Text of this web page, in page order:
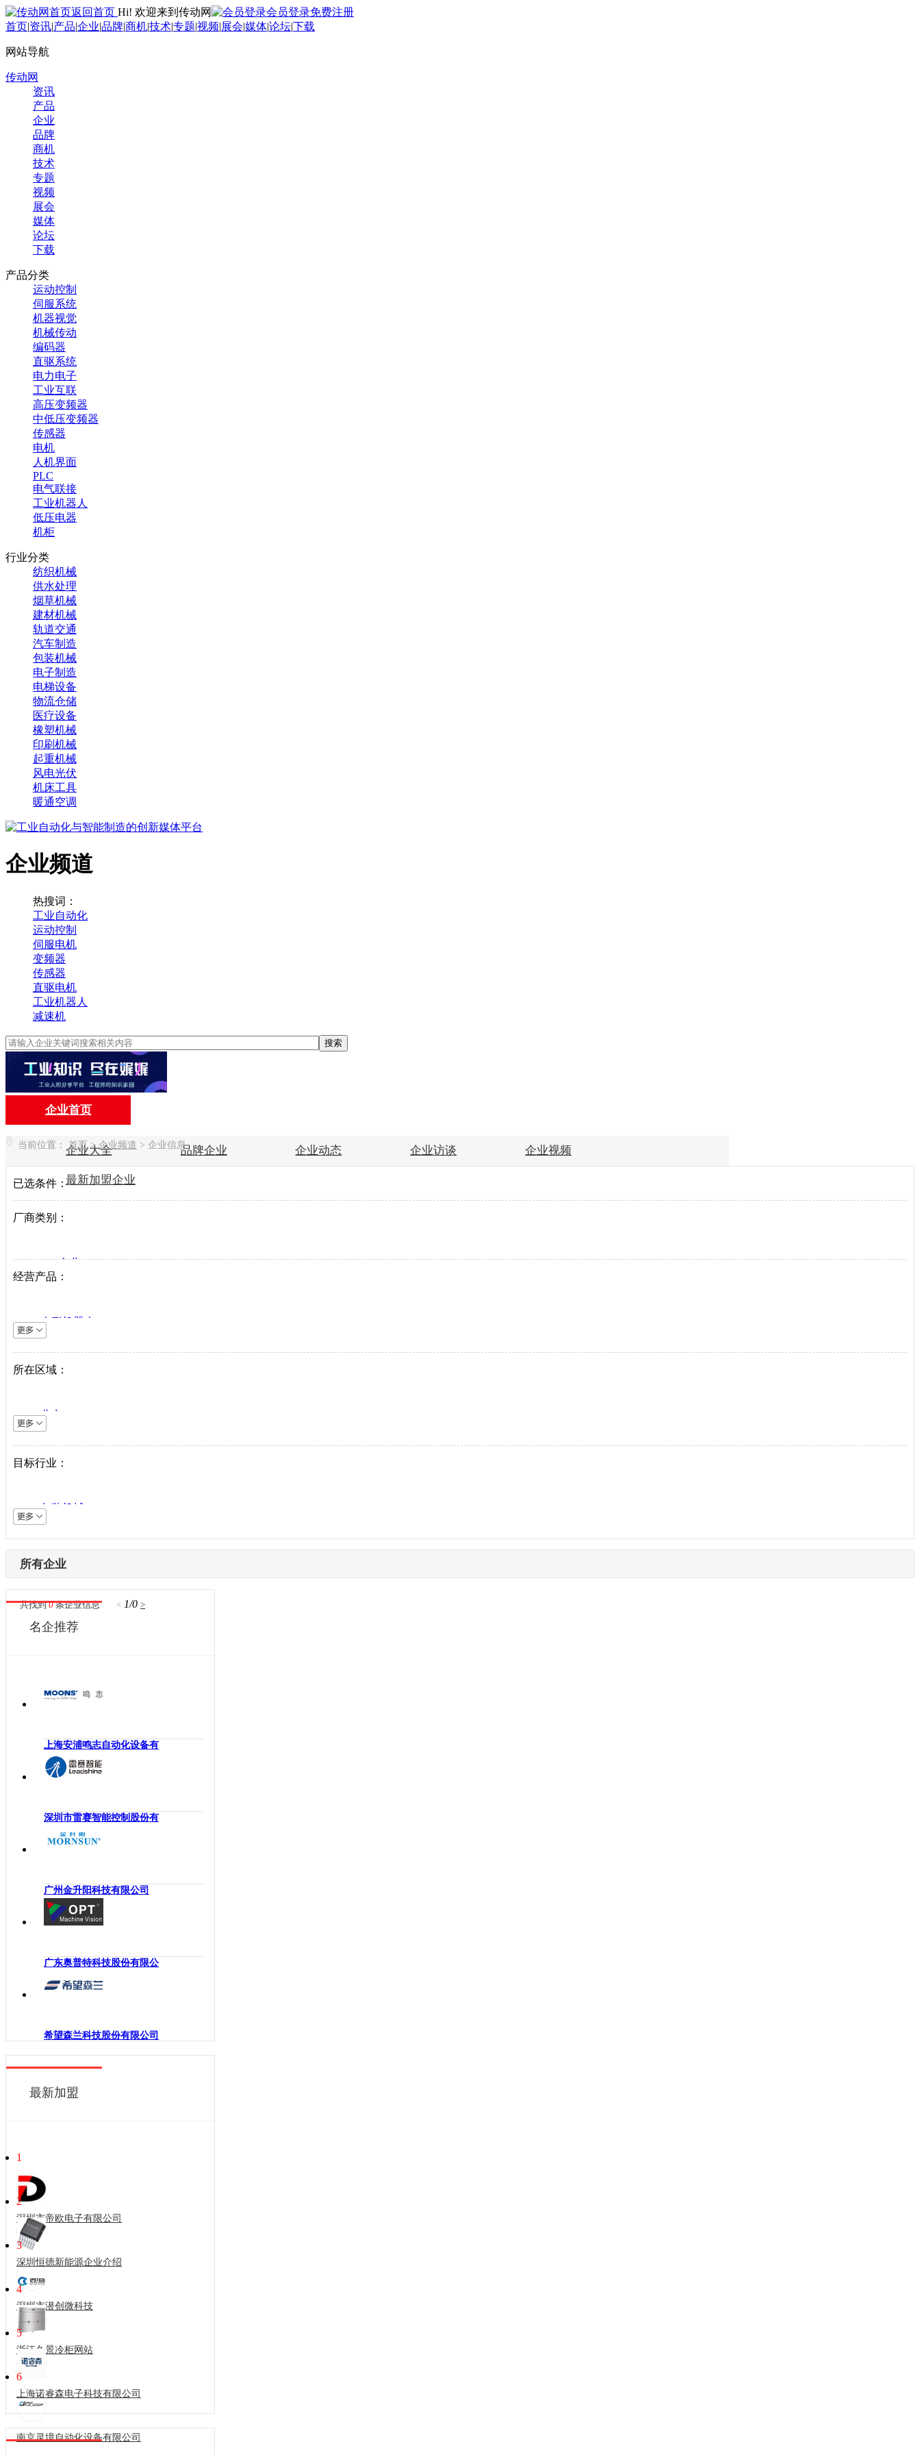
返回首页 Hi! 欢迎来到传动网 会员登录免费注册
首页|资讯|产品|企业|品牌|商机|技术|专题|视频|展会|媒体|论坛|下载
网站导航
传动网
资讯
产品
企业
品牌
商机
技术
专题
视频
展会
媒体
论坛
下载
产品分类
运动控制
伺服系统
机器视觉
机械传动
编码器
直驱系统
电力电子
工业互联
高压变频器
中低压变频器
传感器
电机
人机界面
PLC
电气联接
工业机器人
低压电器
机柜
行业分类
纺织机械
供水处理
烟草机械
建材机械
轨道交通
汽车制造
包装机械
电子制造
电梯设备
物流仓储
医疗设备
橡塑机械
印刷机械
起重机械
风电光伏
机床工具
暖通空调
企业频道
热搜词：
工业自动化
运动控制
伺服电机
变频器
传感器
直驱电机
工业机器人
减速机
搜索
企业首页
企业大全 品牌企业 企业动态 企业访谈 企业视频
最新加盟企业
当前位置： 首页 > 企业频道 > 企业信息
已选条件：
厂商类别：
VIP企业
生产商
系统集成商
经营产品：
人形机器人
逆变器
机床设备
直驱驱动器
工业机器人
伺服电机
中低压变频器
工业以太网
激光设备
其他机械设备
机器视觉
高压变频器
伺服驱动器
电气连接
传感器
运动控制
低压电器
工业交换机
机械传动
工业通讯
机柜
执行机构
电力电子
工业电机
所在区域：
北京
上海
天津
山西
内蒙古
辽宁
吉林
黑龙江
江苏
江西
河南
湖北
广西
海南
贵州
云南
西藏
甘肃
青海
新疆
澳门
台湾
目标行业：
包装机械
采矿机械
电子制造
纺织机械
供水处理
轨道交通
机床工具
起重机械
风电光伏
烟草机械
印刷机械
物流仓储
所有企业
共找到 0 条企业信息 < 1/0 >
名企推荐
上海安浦鸣志自动化设备有
深圳市雷赛智能控制股份有
广州金升阳科技有限公司
广东奥普特科技股份有限公
希望森兰科技股份有限公司
最新加盟
1
深圳市帝欧电子有限公司
2
深圳恒德新能源企业介绍
3
深圳市潜创微科技
4
浙江久景冷柜网站
5
上海诺睿森电子科技有限公司
6
南京灵境自动化设备有限公司